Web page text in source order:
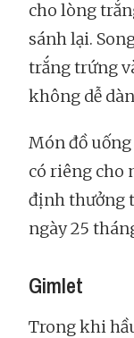
cho lòng
sánh lại.
trắng trứng
không dễ
Món đồ
có riêng cho
định thưởng
ngày 25
Gimlet
Trong khi